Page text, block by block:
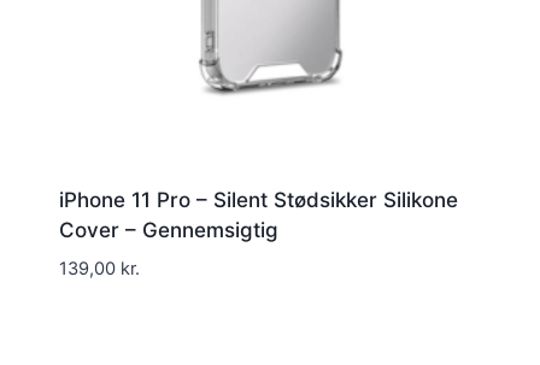
iPhone 11 Pro – Silent Stødsikker Silikone
Cover – Gennemsigtig
139,00 kr.